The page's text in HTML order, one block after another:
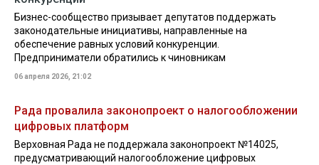
Бизнес-сообщество призывает депутатов поддержать
законодательные инициативы, направленные на
обеспечение равных условий конкуренции.
Предприниматели обратились к чиновникам
06 апреля 2026, 21:02
Рада провалила законопроект о налогообложении
цифровых платформ
Верховная Рада не поддержала законопроект №14025,
предусматривающий налогообложение цифровых